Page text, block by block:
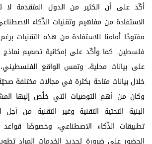
أكّد على أن الكثير من الدول المتقدمة
الاستفادة من مفاهيم وتقنيات الذّكاء
مفتوحًا أمامنا للاستفادة من هذه التقنيات
فلسطين. كما وأكّد على إمكانية تصميم نماذج
على بيانات محلية، وتمس الواقع
خلال بيانات متاحة بكثرة في مجالات مختلفة
وكان من أهم التوصيات التي خلُص إليها
البنية التحتية التقنية وغير التقنية من
تطبيقات الذّكاء الاصطناعي، وخصوصًا قواعد
الحضور على ضرورة تحديد الخدمات المراد